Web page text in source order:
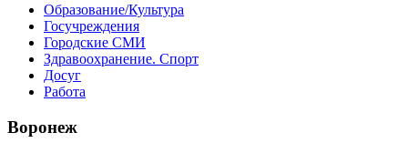
Образование/Культура
Госучреждения
Городские СМИ
Здравоохранение. Спорт
Досуг
Работа
Воронеж